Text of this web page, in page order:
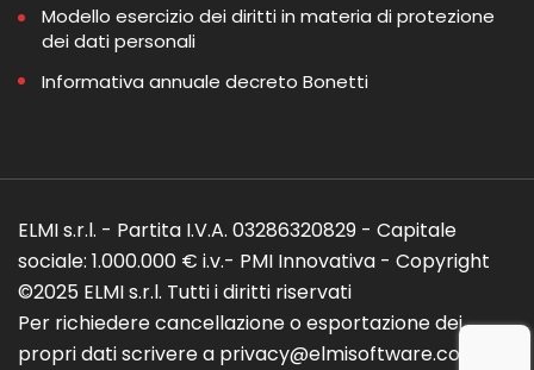
Modello esercizio dei diritti in materia di protezione
dei dati personali
Informativa annuale decreto Bonetti
ELMI s.r.l. - Partita I.V.A. 03286320829 - Capitale
sociale: 1.000.000 € i.v.- PMI Innovativa - Copyright
©2025 ELMI s.r.l. Tutti i diritti riservati
Per richiedere cancellazione o esportazione dei
propri dati scrivere a privacy@elmisoftware.com